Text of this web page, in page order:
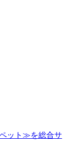
ット≫を総合サ